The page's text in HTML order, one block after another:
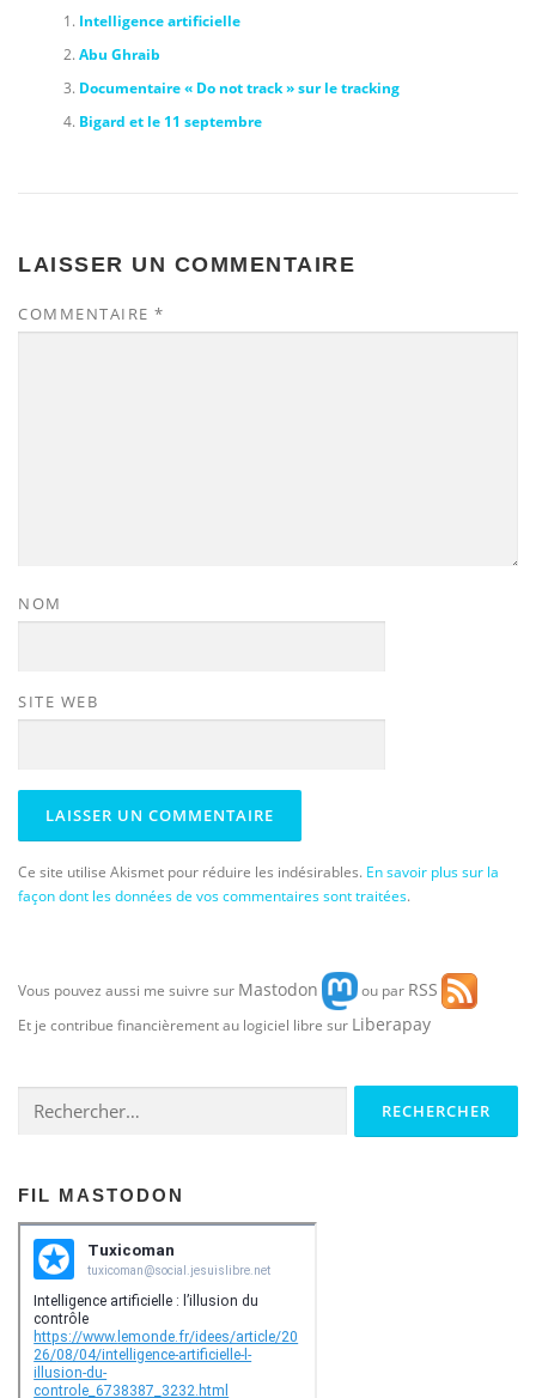
Intelligence artificielle
Abu Ghraib
Documentaire « Do not track » sur le tracking
Bigard et le 11 septembre
LAISSER UN COMMENTAIRE
COMMENTAIRE *
NOM
SITE WEB
Ce site utilise Akismet pour réduire les indésirables. En savoir plus sur la
façon dont les données de vos commentaires sont traitées.
Vous pouvez aussi me suivre sur Mastodon ou par RSS
Et je contribue financièrement au logiciel libre sur Liberapay
FIL MASTODON